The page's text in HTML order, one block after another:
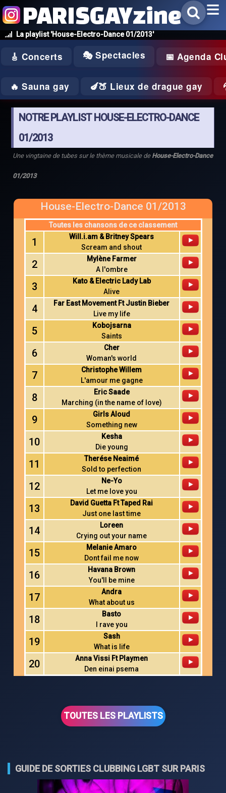
La playlist 'House-Electro-Dance 01/2013'
PARISGAYzine
🎸 Concerts 🎭 Spectacles 📅 Agenda
🔥 Sauna gay 🍆🍑 Lieux de drague gay
NOTRE PLAYLIST HOUSE-ELECTRO-DANCE
01/2013
Une vingtaine de tubes sur le thème musicale de House-Electro-Dance
01/2013
House-Electro-Dance 01/2013
Toutes les chansons de ce classement
1
Will.i.am & Britney Spears
Scream and shout
2
Mylène Farmer
A l'ombre
3
Kato & Electric Lady Lab
Alive
4
Far East Movement Ft Justin Bieber
Live my life
5
Kobojsarna
Saints
6
Cher
Woman's world
7
Christophe Willem
L'amour me gagne
8
Eric Saade
Marching (in the name of love)
9
Girls Aloud
Something new
10
Kesha
Die young
11
Therése Neaimé
Sold to perfection
12
Ne-Yo
Let me love you
13
David Guetta Ft Taped Rai
Just one last time
14
Loreen
Crying out your name
15
Melanie Amaro
Dont fail me now
16
Havana Brown
You'll be mine
17
Andra
What about us
18
Basto
I rave you
19
Sash
What is life
20
Anna Vissi Ft Playmen
Den einai psema
TOUTES LES PLAYLISTS
GUIDE DE SORTIES CLUBBING LGBT SUR PARIS